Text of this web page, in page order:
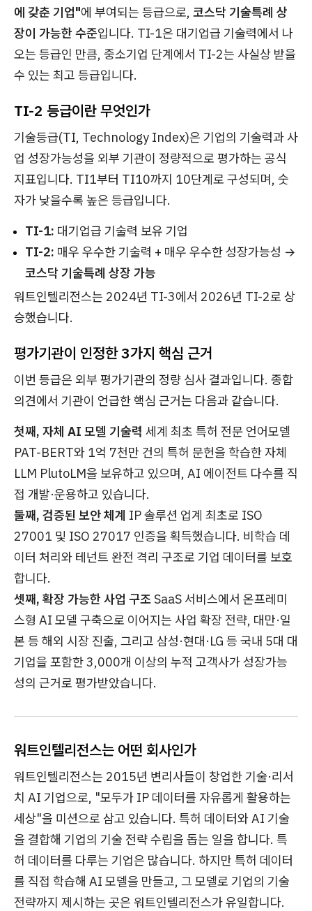
에 갖춘 기업"에 부여되는 등급으로, 코스닥 기술특례 상
장이 가능한 수준입니다. TI-1은 대기업급 기술력에서 나
오는 등급인 만큼, 중소기업 단계에서 TI-2는 사실상 받을
수 있는 최고 등급입니다.
TI-2 등급이란 무엇인가
기술등급(TI, Technology Index)은 기업의 기술력과 사
업 성장가능성을 외부 기관이 정량적으로 평가하는 공식
지표입니다. TI1부터 TI10까지 10단계로 구성되며, 숫
자가 낮을수록 높은 등급입니다.
TI-1: 대기업급 기술력 보유 기업
TI-2: 매우 우수한 기술력 + 매우 우수한 성장가능성 →
코스닥 기술특례 상장 가능
워트인텔리전스는 2024년 TI-3에서 2026년 TI-2로 상
승했습니다.
평가기관이 인정한 3가지 핵심 근거
이번 등급은 외부 평가기관의 정량 심사 결과입니다. 종합
의견에서 기관이 언급한 핵심 근거는 다음과 같습니다.
첫째, 자체 AI 모델 기술력 세계 최초 특허 전문 언어모델
PAT-BERT와 1억 7천만 건의 특허 문헌을 학습한 자체
LLM PlutoLM을 보유하고 있으며, AI 에이전트 다수를 직
접 개발·운용하고 있습니다.
둘째, 검증된 보안 체계 IP 솔루션 업계 최초로 ISO
27001 및 ISO 27017 인증을 획득했습니다. 비학습 데
이터 처리와 테넌트 완전 격리 구조로 기업 데이터를 보호
합니다.
셋째, 확장 가능한 사업 구조SaaS 서비스에서 온프레미
스형 AI 모델 구축으로 이어지는 사업 확장 전략, 대만·일
본 등 해외 시장 진출, 그리고 삼성·현대·LG 등 국내 5대 대
기업을 포함한 3,000개 이상의 누적 고객사가 성장가능
성의 근거로 평가받았습니다.
워트인텔리전스는 어떤 회사인가
워트인텔리전스는 2015년 변리사들이 창업한 기술·리서
치 AI 기업으로, "모두가 IP 데이터를 자유롭게 활용하는
세상"을 미션으로 삼고 있습니다. 특허 데이터와 AI 기술
을 결합해 기업의 기술 전략 수립을 돕는 일을 합니다. 특
허 데이터를 다루는 기업은 많습니다. 하지만 특허 데이터
를 직접 학습해 AI 모델을 만들고, 그 모델로 기업의 기술
전략까지 제시하는 곳은 워트인텔리전스가 유일합니다.